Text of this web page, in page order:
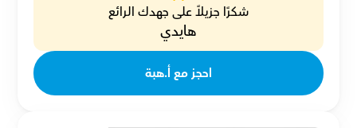
شكرًا جزيلاً على جهدك الرائع
هايدي
احجز مع أ.هبة